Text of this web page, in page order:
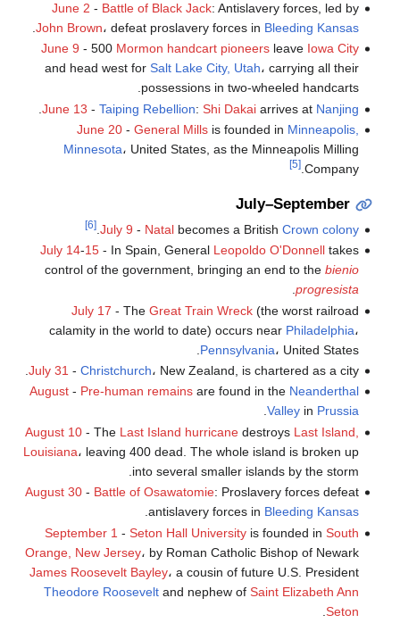
June 2 - Battle of Black Jack: Antislavery forces, led by
John Brown، defeat proslavery forces in Bleeding Kansas
June 9 - 500 Mormon handcart pioneersleave Iowa City
and head west for Salt Lake City, Utah، carrying all their
possessions in two-wheeled handcarts.
June 13 - Taiping Rebellion: Shi Dakaiarrives at Nanjing
June 20- General Millsis founded in Minneapolis,
Minnesota، United States, as the Minneapolis Milling
Company.
[5]
July–September
July 9 - Natalbecomes a British Crown colony
.
[6]
July 14-15- In Spain, General Leopoldo O'Donnelltakes
control of the government, bringing an end to the bienio
progresista
July 17 - The Great Train Wreck(the worst railroad
calamity in the world to date) occurs near Philadelphia،
Pennsylvania، United States.
July 31 - Christchurch، New Zealand, is chartered as a city.
August- Pre-human remainsare found in the Neanderthal
Valleyin Prussia
.
August 10- The Last Island hurricanedestroys Last Island,
Louisiana، leaving 400 dead. The whole island is broken up
into several smaller islands by the storm.
August 30- Battle of Osawatomie: Proslavery forces defeat
antislavery forces in Bleeding Kansas
September 1 - Seton Hall Universityis founded in South
Orange, New Jersey، by Roman Catholic Bishop of Newark
James Roosevelt Bayley، a cousin of future U.S. President
Theodore Rooseveltand nephew of Saint Elizabeth Ann
Seton